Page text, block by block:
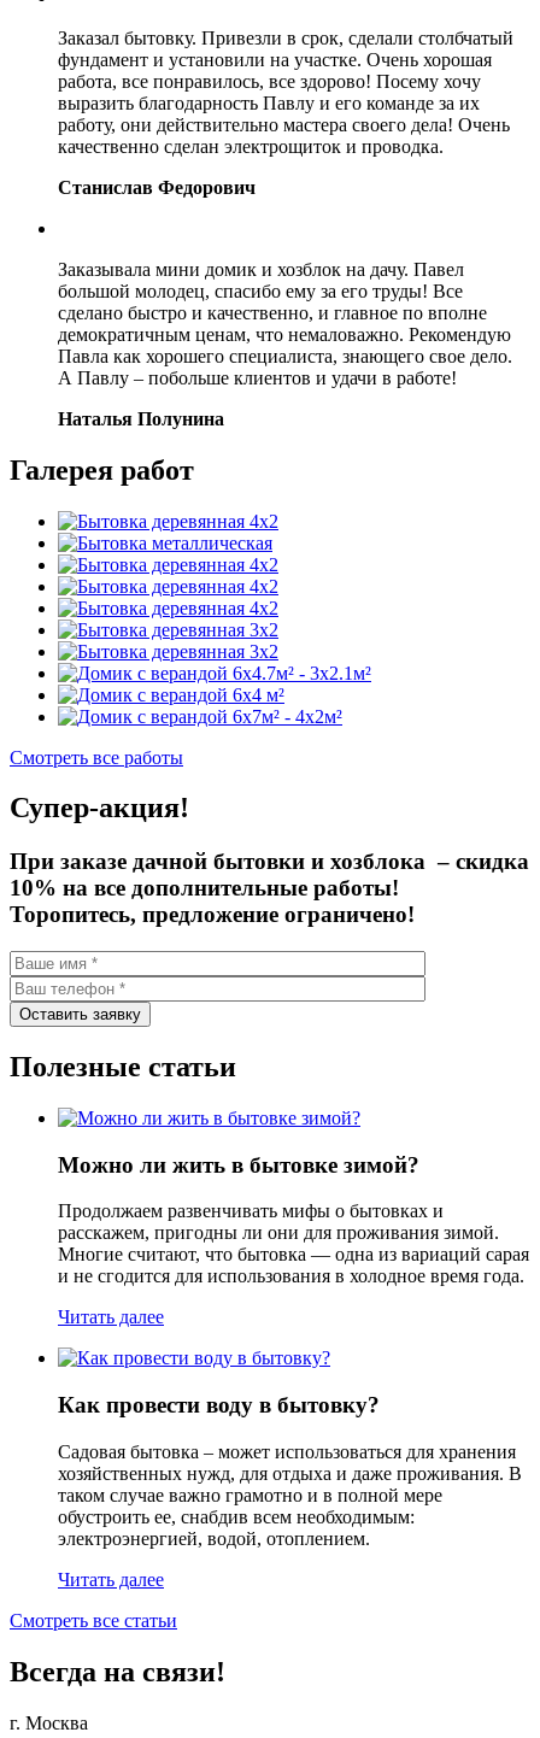
Заказал бытовку. Привезли в срок, сделали столбчатый
фундамент и установили на участке. Очень хорошая
работа, все понравилось, все здорово! Посему хочу
выразить благодарность Павлу и его команде за их
работу, они действительно мастера своего дела! Очень
качественно сделан электрощиток и проводка.
Станислав Федорович
Заказывала мини домик и хозблок на дачу. Павел
большой молодец, спасибо ему за его труды! Все
сделано быстро и качественно, и главное по вполне
демократичным ценам, что немаловажно. Рекомендую
Павла как хорошего специалиста, знающего свое дело.
А Павлу – побольше клиентов и удачи в работе!
Наталья Полунина
Галерея работ
Смотреть все работы
Супер-акция!
При заказе дачной бытовки и хозблока – скидка
10% на все дополнительные работы!
Торопитесь, предложение ограничено!
Полезные статьи
Можно ли жить в бытовке зимой?
Продолжаем развенчивать мифы о бытовках и
расскажем, пригодны ли они для проживания зимой.
Многие считают, что бытовка — одна из вариаций сарая
и не сгодится для использования в холодное время года.
Читать далее
Как провести воду в бытовку?
Садовая бытовка – может использоваться для хранения
хозяйственных нужд, для отдыха и даже проживания. В
таком случае важно грамотно и в полной мере
обустроить ее, снабдив всем необходимым:
электроэнергией, водой, отоплением.
Читать далее
Смотреть все статьи
Всегда на связи!
г. Москва